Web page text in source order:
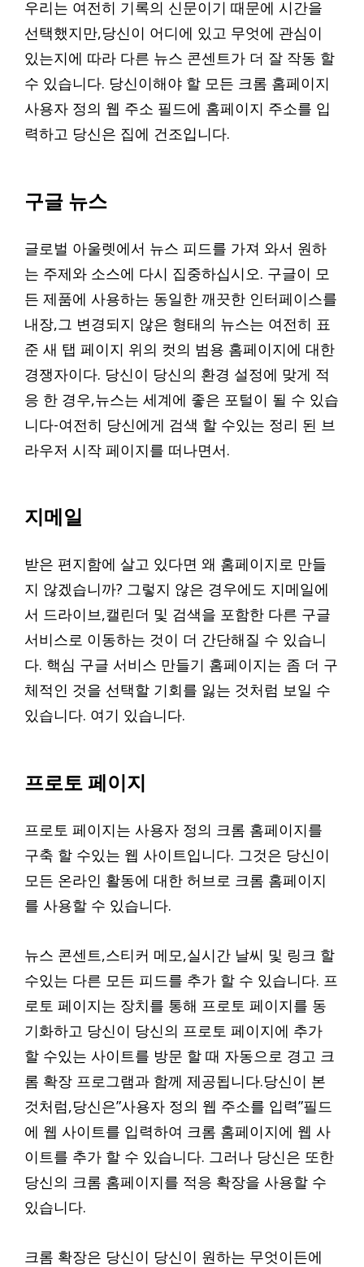
우리는 여전히 기록의 신문이기 때문에 시간을
선택했지만,당신이 어디에 있고 무엇에 관심이
있는지에 따라 다른 뉴스 콘센트가 더 잘 작동 할
수 있습니다. 당신이해야 할 모든 크롬 홈페이지
사용자 정의 웹 주소 필드에 홈페이지 주소를 입
력하고 당신은 집에 건조입니다.
구글 뉴스
글로벌 아울렛에서 뉴스 피드를 가져 와서 원하
는 주제와 소스에 다시 집중하십시오. 구글이 모
든 제품에 사용하는 동일한 깨끗한 인터페이스를
내장,그 변경되지 않은 형태의 뉴스는 여전히 표
준 새 탭 페이지 위의 컷의 범용 홈페이지에 대한
경쟁자이다. 당신이 당신의 환경 설정에 맞게 적
응 한 경우,뉴스는 세계에 좋은 포털이 될 수 있습
니다-여전히 당신에게 검색 할 수있는 정리 된 브
라우저 시작 페이지를 떠나면서.
지메일
받은 편지함에 살고 있다면 왜 홈페이지로 만들
지 않겠습니까? 그렇지 않은 경우에도 지메일에
서 드라이브,캘린더 및 검색을 포함한 다른 구글
서비스로 이동하는 것이 더 간단해질 수 있습니
다. 핵심 구글 서비스 만들기 홈페이지는 좀 더 구
체적인 것을 선택할 기회를 잃는 것처럼 보일 수
있습니다. 여기 있습니다.
프로토 페이지
프로토 페이지는 사용자 정의 크롬 홈페이지를
구축 할 수있는 웹 사이트입니다. 그것은 당신이
모든 온라인 활동에 대한 허브로 크롬 홈페이지
를 사용할 수 있습니다.
뉴스 콘센트,스티커 메모,실시간 날씨 및 링크 할
수있는 다른 모든 피드를 추가 할 수 있습니다. 프
로토 페이지는 장치를 통해 프로토 페이지를 동
기화하고 당신이 당신의 프로토 페이지에 추가
할 수있는 사이트를 방문 할 때 자동으로 경고 크
롬 확장 프로그램과 함께 제공됩니다.당신이 본
것처럼,당신은”사용자 정의 웹 주소를 입력”필드
에 웹 사이트를 입력하여 크롬 홈페이지에 웹 사
이트를 추가 할 수 있습니다. 그러나 당신은 또한
당신의 크롬 홈페이지를 적응 확장을 사용할 수
있습니다.
크롬 확장은 당신이 당신이 원하는 무엇이든에